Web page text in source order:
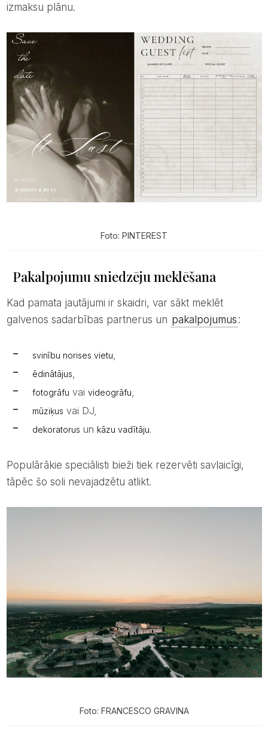
izmaksu plānu.
Foto: PINTEREST
Pakalpojumu sniedzēju meklēšana
Kad pamata jautājumi ir skaidri, var sākt meklēt
galvenos sadarbības partnerus un pakalpojumus :
svinību norises vietu,
ēdinātājus,
fotogrāfu vai videogrāfu,
mūziķus vai DJ,
dekoratorus un kāzu vadītāju.
Populārākie speciālisti bieži tiek rezervēti savlaicīgi,
tāpēc šo soli nevajadzētu atlikt.
Foto: FRANCESCO GRAVINA